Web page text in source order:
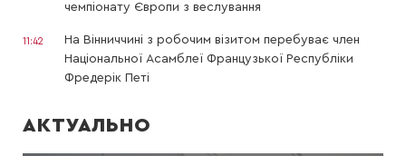
чемпіонату Європи з веслування
11:42
На Вінниччині з робочим візитом перебуває член
Національної Асамблеї Французької Республіки
Фредерік Петі
АКТУАЛЬНО